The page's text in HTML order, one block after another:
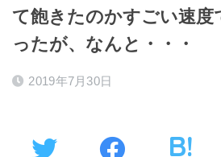
て飽きたのかすごい速度
ったが、なんと・・・
2019年7月30日